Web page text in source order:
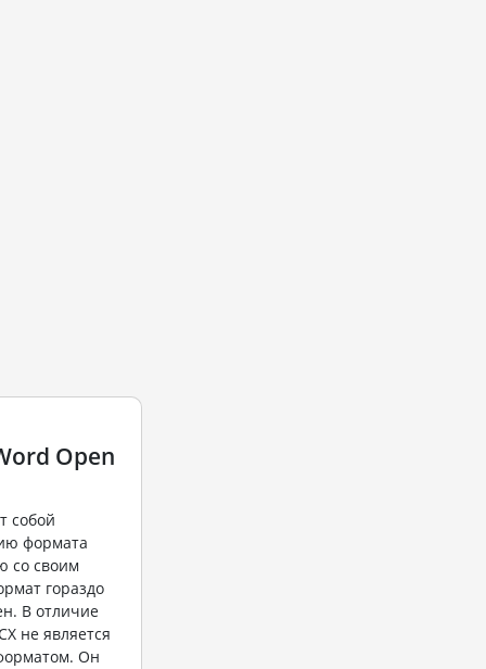
Open
собой
формата
со своим
гораздо
В отличие
не является
Он